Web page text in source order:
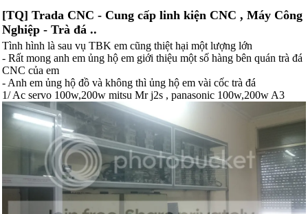
[TQ] Trada CNC - Cung cấp linh kiện CNC , Máy Công
Nghiệp - Trà đá ..
Tình hình là sau vụ TBK em cũng thiệt hại một lượng lớn
- Rất mong anh em ủng hộ em giới thiệu một số hàng bên quán trà đá
CNC của em
- Anh em ủng hộ đồ và không thì ủng hộ em vài cốc trà đá
1/ Ac servo 100w,200w mitsu Mr j2s , panasonic 100w,200w A3